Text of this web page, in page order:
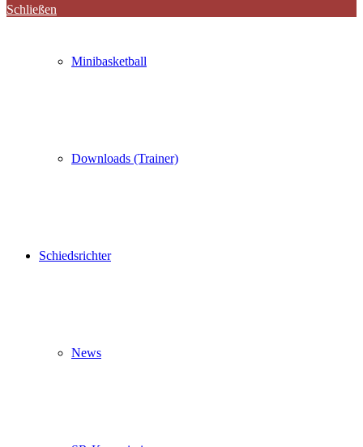
Minibasketball
Downloads (Trainer)
Schiedsrichter
News
Schließen